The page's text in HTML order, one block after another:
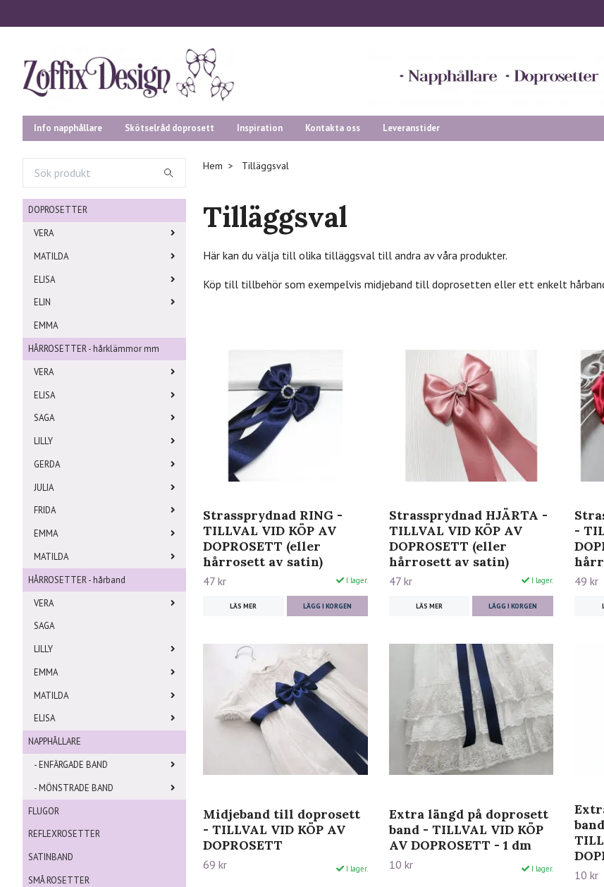
Info napphållare Skötselråd doprosett Inspiration Kontakta oss Leveranstider
DOPROSETTER
VERA
MATILDA
ELISA
ELIN
EMMA
HÅRROSETTER - hårklämmor mm
VERA
ELISA
SAGA
LILLY
GERDA
JULIA
FRIDA
EMMA
MATILDA
HÅRROSETTER - hårband
VERA
SAGA
LILLY
EMMA
MATILDA
ELISA
NAPPHÅLLARE
- ENFÄRGADE BAND
- MÖNSTRADE BAND
FLUGOR
REFLEXROSETTER
SATINBAND
SMÅ ROSETTER
Hem Tilläggsval
Tilläggsval
Här kan du välja till olika tilläggsval till andra av våra produkter.
Köp till tillbehör som exempelvis midjeband till doprosetten eller ett enkelt
Strassprydnad RING -
TILLVAL VID KÖP AV
DOPROSETT (eller
hårrosett av satin)
47 kr I lager.
LÄS MER LÄGG I KORGEN
Strassprydnad HJÄRTA -
TILLVAL VID KÖP AV
DOPROSETT (eller
hårrosett av satin)
47 kr I lager.
LÄS MER LÄGG I KORGEN
-
49 kr
Midjeband till doprosett
- TILLVAL VID KÖP AV
DOPROSETT
69 kr I lager.
Extra längd på doprosett
band - TILLVAL VID KÖP
AV DOPROSETT - 1 dm
10 kr I lager. 10 kr